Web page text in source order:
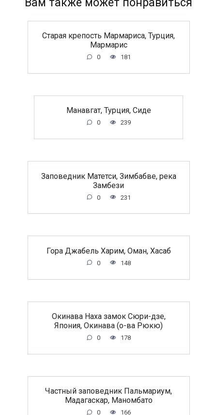
Старая крепость Мармариса, Турция,
Мармарис
0 181
Манавгат, Турция, Сиде
0 239
Заповедник Матетси, Зимбабве, река
Замбези
0 231
Гора Джабель Харим, Оман, Хасаб
0 148
Окинава Наха замок Сюри-дзе,
Япония, Окинава (о-ва Рюкю)
0 178
Частный заповедник Пальмариум,
Мадагаскар, Маномбато
0 166